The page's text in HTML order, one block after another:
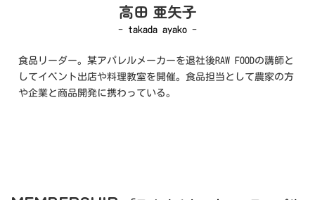
高田 亜矢子
- takada ayako -
食品リーダー。某アパレルメーカーを退社後RAW FOODの講師と
してイベント出店や料理教室を開催。食品担当として農家の方
や企業と商品開発に携わっている。